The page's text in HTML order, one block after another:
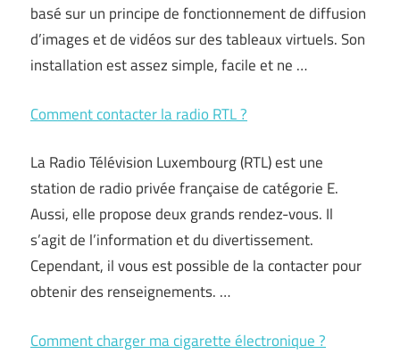
basé sur un principe de fonctionnement de diffusion
d’images et de vidéos sur des tableaux virtuels. Son
installation est assez simple, facile et ne …
Comment contacter la radio RTL ?
La Radio Télévision Luxembourg (RTL) est une
station de radio privée française de catégorie E.
Aussi, elle propose deux grands rendez-vous. Il
s’agit de l’information et du divertissement.
Cependant, il vous est possible de la contacter pour
obtenir des renseignements. …
Comment charger ma cigarette électronique ?